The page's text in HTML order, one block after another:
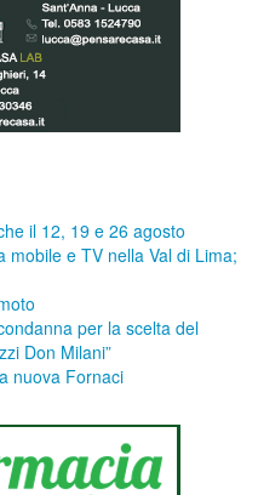
il 12, 19 e 26 agosto
mobile e TV nella Val di Lima;
per la scelta del
Don Milani”
nuova Fornaci